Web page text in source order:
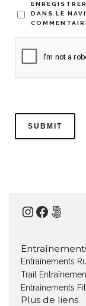
DANS LE
Instagram
500px
Entraînements
Trail
Entraînements
Plus de liens